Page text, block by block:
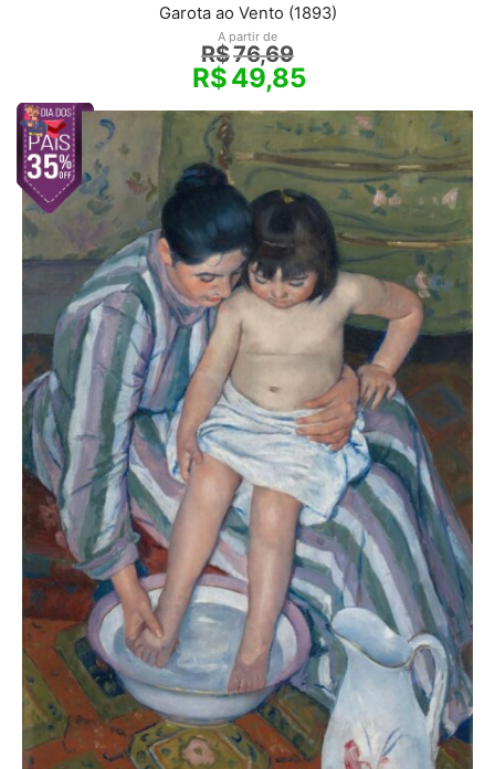
Garota ao Vento (1893)
A partir de
R$76,69
R$49,85